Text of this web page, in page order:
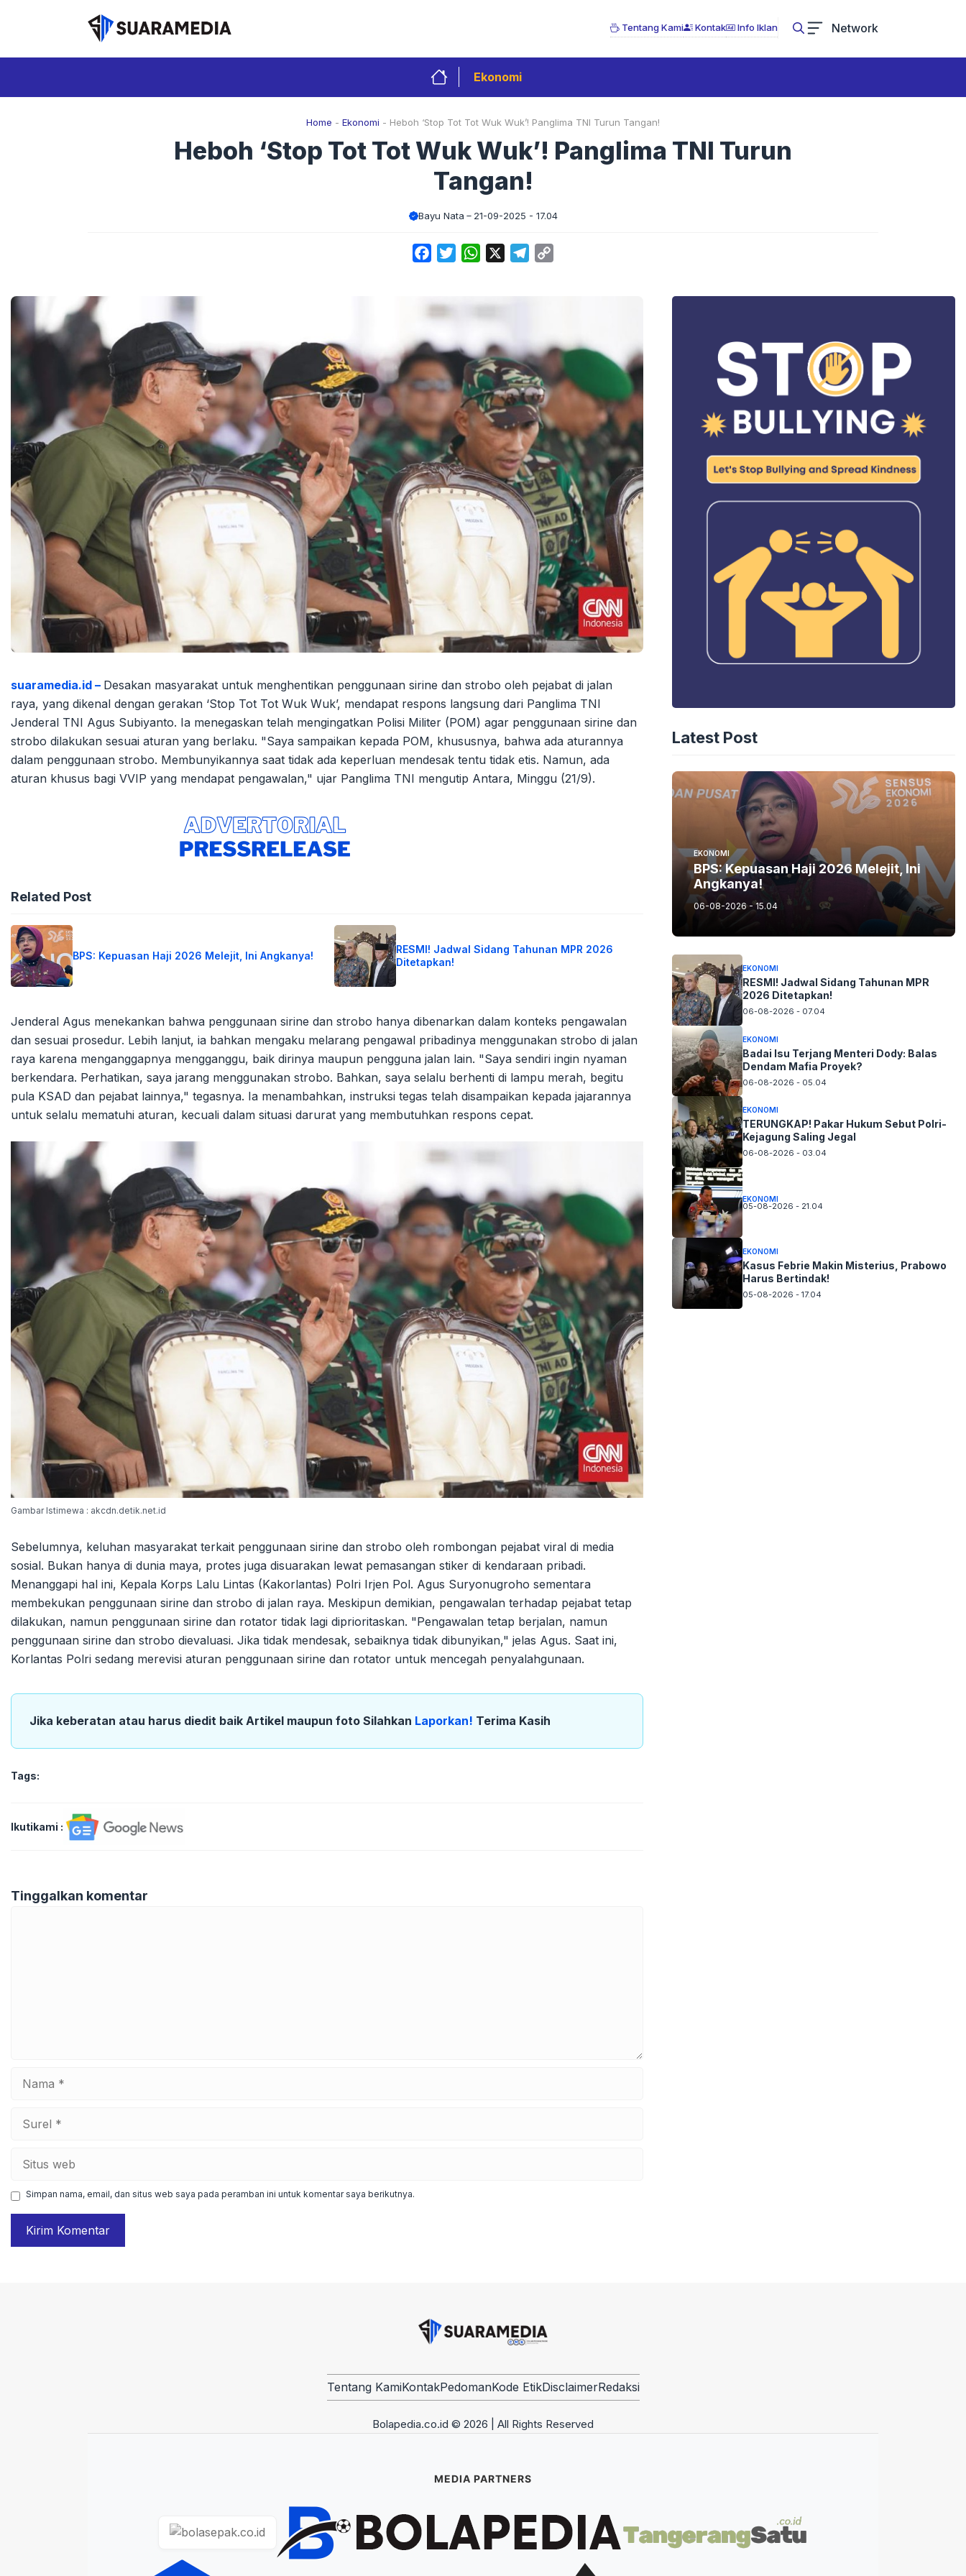
Tentang Kami Kontak Info Iklan Network
Ekonomi
Home - Ekonomi - Heboh ‘Stop Tot Tot Wuk Wuk’! Panglima TNI Turun Tangan!
Heboh ‘Stop Tot Tot Wuk Wuk’! Panglima TNI Turun
Tangan!
Bayu Nata 21-09-2025 - 17.04
FacebookTwitterWhatsApp Telegram
suaramedia.id – Desakan masyarakat untuk menghentikan penggunaan sirine dan strobo oleh pejabat di jalan
raya, yang dikenal dengan gerakan ‘Stop Tot Tot Wuk Wuk’, mendapat respons langsung dari Panglima TNI
Jenderal TNI Agus Subiyanto. Ia menegaskan telah mengingatkan Polisi Militer (POM) agar penggunaan sirine dan
strobo dilakukan sesuai aturan yang berlaku. "Saya sampaikan kepada POM, khususnya, bahwa ada aturannya
dalam penggunaan strobo. Membunyikannya saat tidak ada keperluan mendesak tentu tidak etis. Namun, ada
aturan khusus bagi VVIP yang mendapat pengawalan," ujar Panglima TNI mengutip Antara, Minggu (21/9).
Related Post
BPS: Kepuasan Haji 2026 Melejit, Ini Angkanya!
RESMI! Jadwal Sidang Tahunan MPR 2026
Ditetapkan!
Jenderal Agus menekankan bahwa penggunaan sirine dan strobo hanya dibenarkan dalam konteks pengawalan
dan sesuai prosedur. Lebih lanjut, ia bahkan mengaku melarang pengawal pribadinya menggunakan strobo di jalan
raya karena menganggapnya mengganggu, baik dirinya maupun pengguna jalan lain. "Saya sendiri ingin nyaman
berkendara. Perhatikan, saya jarang menggunakan strobo. Bahkan, saya selalu berhenti di lampu merah, begitu
pula KSAD dan pejabat lainnya," tegasnya. Ia menambahkan, instruksi tegas telah disampaikan kepada jajarannya
untuk selalu mematuhi aturan, kecuali dalam situasi darurat yang membutuhkan respons cepat.
Gambar Istimewa : akcdn.detik.net.id
Sebelumnya, keluhan masyarakat terkait penggunaan sirine dan strobo oleh rombongan pejabat viral di media
sosial. Bukan hanya di dunia maya, protes juga disuarakan lewat pemasangan stiker di kendaraan pribadi.
Menanggapi hal ini, Kepala Korps Lalu Lintas (Kakorlantas) Polri Irjen Pol. Agus Suryonugroho sementara
membekukan penggunaan sirine dan strobo di jalan raya. Meskipun demikian, pengawalan terhadap pejabat tetap
dilakukan, namun penggunaan sirine dan rotator tidak lagi diprioritaskan. "Pengawalan tetap berjalan, namun
penggunaan sirine dan strobo dievaluasi. Jika tidak mendesak, sebaiknya tidak dibunyikan," jelas Agus. Saat ini,
Korlantas Polri sedang merevisi aturan penggunaan sirine dan rotator untuk mencegah penyalahgunaan.
Jika keberatan atau harus diedit baik Artikel maupun foto Silahkan Laporkan! Terima Kasih
Tags:
Ikutikami :
Tinggalkan komentar
web
Simpan nama, email, dan situs web saya pada peramban ini untuk komentar saya berikutnya.
Latest Post
EKONOMI
BPS: Kepuasan Haji 2026 Melejit, Ini
Angkanya!
06-08-2026 - 15.04
EKONOMI
RESMI! Jadwal Sidang Tahunan MPR
2026 Ditetapkan!
06-08-2026 - 07.04
EKONOMI
Badai Isu Terjang Menteri Dody: Balas
Dendam Mafia Proyek?
06-08-2026 - 05.04
EKONOMI
TERUNGKAP! Pakar Hukum Sebut Polri-
Kejagung Saling Jegal
06-08-2026 - 03.04
EKONOMI
05-08-2026 - 21.04
EKONOMI
Kasus Febrie Makin Misterius, Prabowo
Harus Bertindak!
05-08-2026 - 17.04
Tentang KamiKontakPedomanKode EtikDisclaimerRedaksi
Bolapedia.co.id © 2026 | All Rights Reserved
MEDIA PARTNERS